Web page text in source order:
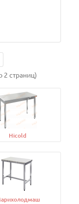
2 страниц)
Hicold